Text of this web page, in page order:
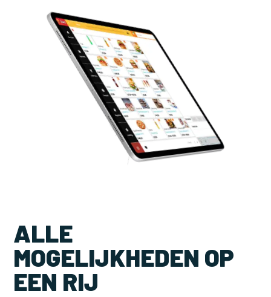
ALLE
MOGELIJKHEDEN OP
EEN RIJ